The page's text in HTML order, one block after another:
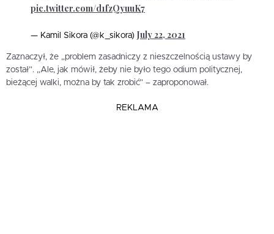
pic.twitter.com/d1fzQyuuK7
— Kamil Sikora (@k_sikora) July 22, 2021
Zaznaczył, że „problem zasadniczy z nieszczelnością ustawy by
został”. „Ale, jak mówił, żeby nie było tego odium politycznej,
bieżącej walki, można by tak zrobić” – zaproponował.
REKLAMA